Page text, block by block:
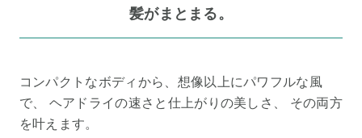
髪がまとまる。
コンパクトなボディから、想像以上にパワフルな風
で、 ヘアドライの速さと仕上がりの美しさ、 その両方
を叶えます。